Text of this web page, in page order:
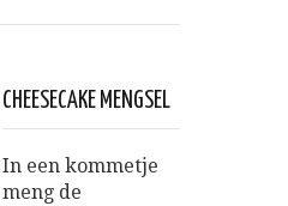
CHEESECAKE MENGSEL
In een kommetje
meng de